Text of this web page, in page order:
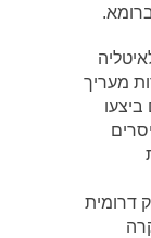
מעריך
כי הם ביצעו
רק דרומית